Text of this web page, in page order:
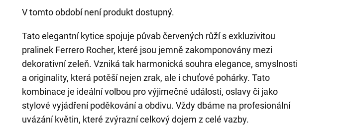
V tomto období není produkt dostupný.
Tato elegantní kytice spojuje půvab červených růží s exkluzivitou
pralinek Ferrero Rocher, které jsou jemně zakomponovány mezi
dekorativní zeleň. Vzniká tak harmonická souhra elegance, smyslnosti
a originality, která potěší nejen zrak, ale i chuťové pohárky. Tato
kombinace je ideální volbou pro výjimečné události, oslavy či jako
stylové vyjádření poděkování a obdivu. Vždy dbáme na profesionální
uvázání květin, které zvýrazní celkový dojem z celé vazby.